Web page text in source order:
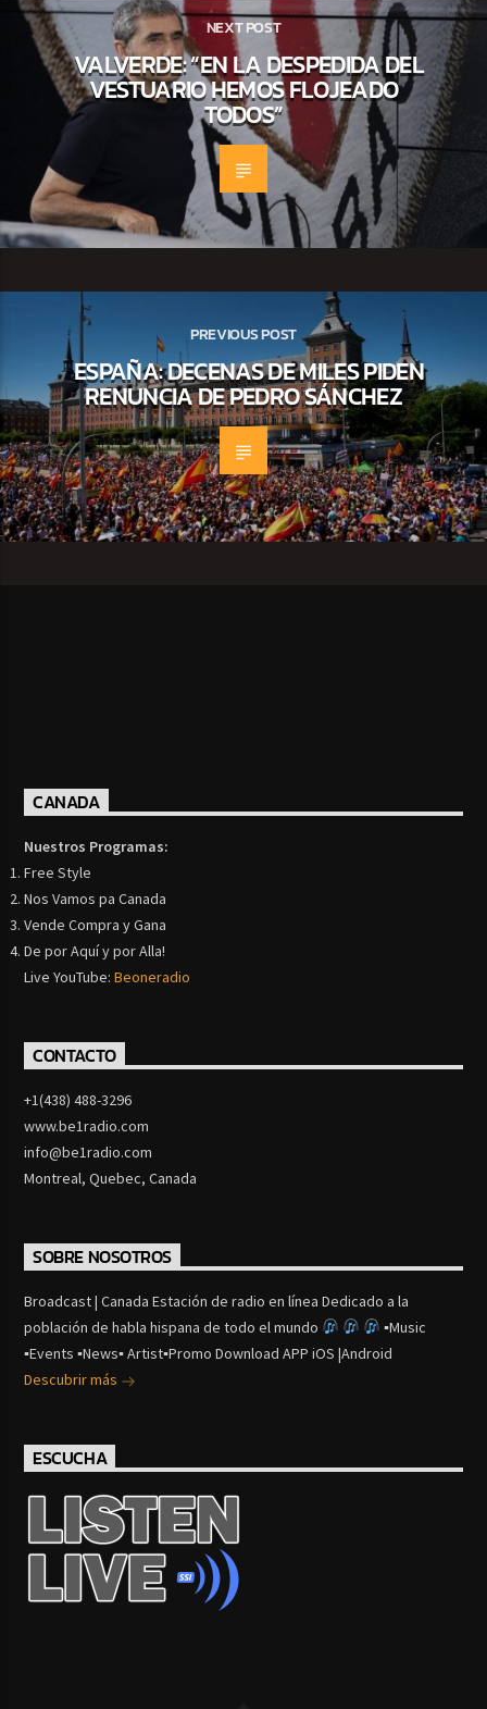
NEXT POST
VALVERDE: “EN LA DESPEDIDA DEL
VESTUARIO HEMOS FLOJEADO
TODOS”
PREVIOUS POST
ESPAÑA: DECENAS DE MILES PIDEN
RENUNCIA DE PEDRO SÁNCHEZ
CANADA
Nuestros Programas:
Free Style
Nos Vamos pa Canada
Vende Compra y Gana
De por Aquí y por Alla!
Live YouTube:Beoneradio
CONTACTO
+1(438) 488-3296
www.be1radio.com
info@be1radio.com
Montreal, Quebec, Canada
SOBRE NOSOTROS
Broadcast | Canada Estación de radio en línea Dedicado a la
población de habla hispana de todo el mundo
▪Music
▪Events ▪News▪ Artist▪Promo Download APP iOS |Android
Descubrir más
ESCUCHA